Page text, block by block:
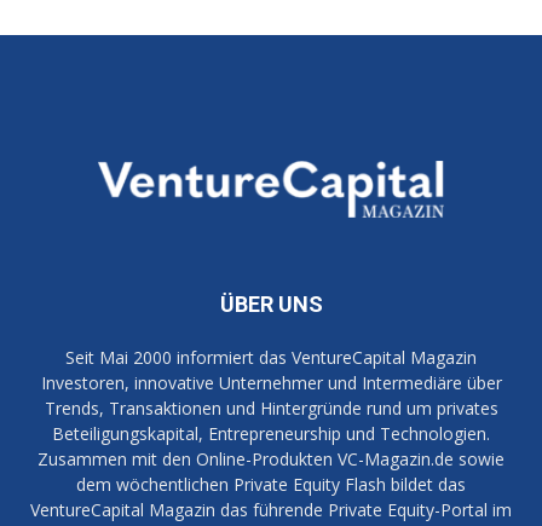
ÜBER UNS
Seit Mai 2000 informiert das VentureCapital Magazin
Investoren, innovative Unternehmer und Intermediäre über
Trends, Transaktionen und Hintergründe rund um privates
Beteiligungskapital, Entrepreneurship und Technologien.
Zusammen mit den Online-Produkten VC-Magazin.de sowie
dem wöchentlichen Private Equity Flash bildet das
VentureCapital Magazin das führende Private Equity-Portal im